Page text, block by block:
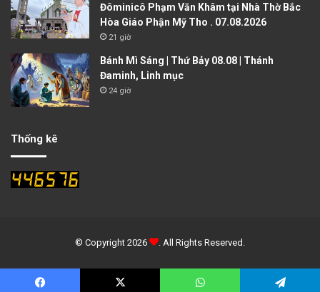
Đôminicô Phạm Văn Khâm tại Nhà Thờ Bắc
Hòa Giáo Phận Mỹ Tho . 07.08.2026
21 giờ
Bánh Mì Sáng | Thứ Bảy 08.08 | Thánh
Đaminh, Linh mục
24 giờ
Thống kê
© Copyright 2026 . All Rights Reserved.